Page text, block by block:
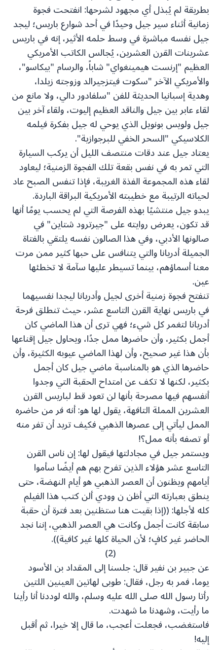
بطريقة لم يُبذل أي مجهود لشرحها: انفتحت فجوة
زمانية أثناء سير جيل وحيدًا في أحد شوارع باريس؛ ليجد
جيل نفسه مباشرة في وسط حلمه الأثير، إنه في باريس
عشرينات القرن العشرين، يُجالس الكاتب الأمريكي
العظيم "إرنست هيمينغواي" شاباً، والرسام "بيكاسو"،
والأمريكي الآخر "سكوت فيتزجيرالد وزوجته زيلدا،
وهدية إسبانيا الحديثة للفن "سلفادور دالي، ولا مانع من
لقاء عابر بين جيل والناقد العظيم إليوت، ولقاء آخر بين
جيل ولويس بونويل الذي يوحي له جيل بفكرة فيلمه
الكلاسيكي "السحر الخفي للبرجوازية".
يعتاد جيل عند دقات منتصف الليل أن يركب السيارة
التي تمر به في نفس بقعة تلك الفجوة الزمنية؛ ليعاود
لقاء هذه المجموعة الفذة الغريبة، فإذا تنفس الصبح عاد
لحياته الرتيبة مع خطيبته الأمريكية البراقة الباردة.
يبدو جيل منتشيًا بهذه الفرصة التي لم يحسب يومًا أنها
قد تكون، يعرض روايته على "جيرترود شتاين" في
صالونها الأدبي، وفي هذا الصالون نفسه يلتقي بالفتاة
الجميلة أدريانا والتي يتنافس على حبها كثير ممن مرت
معنا أسماؤهم، بينما تسيطر عليها سآمة لا تخطئها
عين.
تنفتح فجوة زمنية أخرى لجيل وأدريانا ليجدا نفسيهما
في باريس نهاية القرن التاسع عشر، حيث تنطلق فرحة
أدريانا لتغمر كل شيء؛ فهي ترى أن هذا الماضي كان
أجمل بكثير، وأن حاضرها ممل جدًا، ويحاول جيل إقناعها
بأن هذا غير صحيح، وأن لهذا الماضي عيوبه الكثيرة، وأن
حاضرها الذي هو بالمناسبة ماضي جيل كان أجمل
بكثير، لكنها لا تكف عن امتداح الحقبة التي وجدوا
أنفسهم فيها مصرحة بأنها لن تعود قط لباريس القرن
العشرين المملة التافهة، يقول لها هو: أنه فر من حاضره
الممل ليأتي إلى عصرها الذهبي فكيف تريد أن تفر منه
أو تصفه بأنه ممل؟!
ويستمر جيل في مجادلتها فيقول لها: إن ناس القرن
التاسع عشر هؤلاء الذين تفرح بهم هم أيضًا سأموا
أيامهم ويظنون أن العصر الذهبي هو أيام النهضة، حتى
ينطق بعبارته التي أظن ن وودي ألن كتب هذا الفيلم
كله لأجلها: ((إذا بقيت هنا ستظنين بعد فترة أن حقبة
سابقة كانت أجمل وكانت هي العصر الذهبي، إننا نجد
الحاضر غير كافٍ؛ لأن الحياة كلها غير كافية)).
(2)
عن جبير بن نفير قال: جلسنا إلى المقداد بن الأسود
يوما، فمر به رجل، فقال: طوبى لهاتين العينين اللتين
رأتا رسول الله صلى الله عليه وسلم، والله لوددنا أنا رأينا
ما رأيت، وشهدنا ما شهدت.
فاستغضب، فجعلت أعجب، ما قال إلا خيرا، ثم أقبل
إليه!